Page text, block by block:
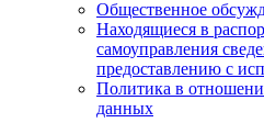
Общественное
Находящиеся в
самоуправления
предоставлению с
Политика в
данных